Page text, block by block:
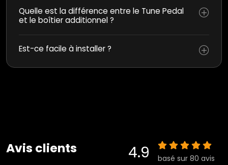
Quelle est la différence entre le Tune Pedal
et le boîtier additionnel ?
Est-ce facile à installer ?
Avis clients 4.9 basé sur 80 avis